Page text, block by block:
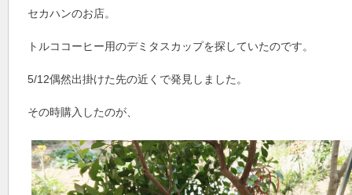
セカハンのお店。
トルココーヒー用のデミタスカップを探していたのです。
5/12偶然出掛けた先の近くで発見しました。
その時購入したのが、